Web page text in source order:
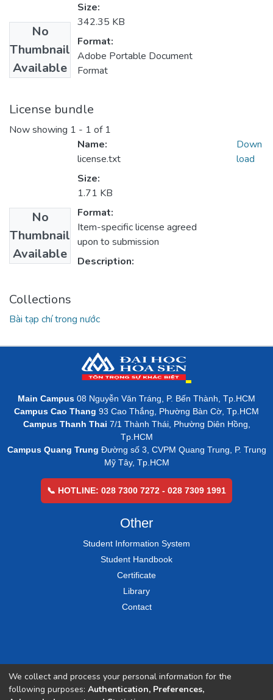
No
Thumbnail
Available
Size:
342.35 KB
Format:
Adobe Portable Document
Format
License bundle
Now showing 1 - 1 of 1
No
Thumbnail
Available
Name:
license.txt
Size:
1.71 KB
Format:
Item-specific license agreed
upon to submission
Description:
Down
load
Collections
Bài tạp chí trong nước
Main Campus 08 Nguyễn Văn Tráng, P. Bến Thành, Tp.HCM
Campus Cao Thang 93 Cao Thắng, Phường Bàn Cờ, Tp.HCM
Campus Thanh Thai 7/1 Thành Thái, Phường Diên Hồng,
Tp.HCM
Campus Quang Trung Đường số 3, CVPM Quang Trung, P. Trung
Mỹ Tây, Tp.HCM
📞 HOTLINE: 028 7300 7272 - 028 7309 1991
Other
Student Information System
Student Handbook
Certificate
Library
Contact
We collect and process your personal information for the
following purposes: Authentication, Preferences,